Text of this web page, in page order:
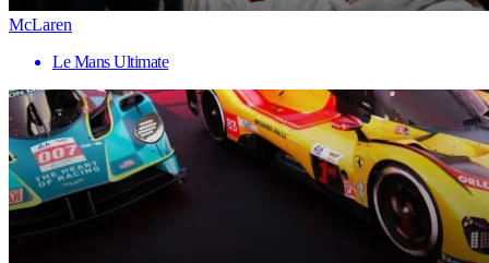
McLaren
Le Mans Ultimate